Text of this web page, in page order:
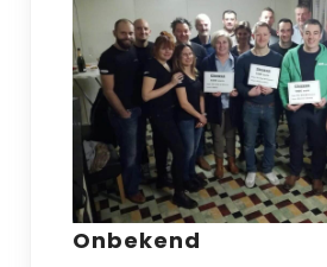
Onbekend